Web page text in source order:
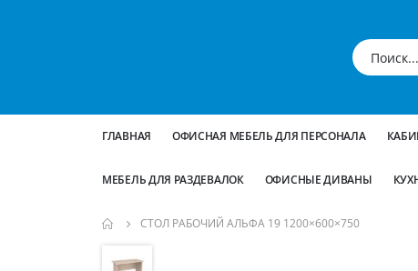
ГЛАВНАЯ ОФИСНАЯ МЕБЕЛЬ ДЛЯ ПЕРСОНАЛА
МЕБЕЛЬ ДЛЯ РАЗДЕВАЛОК ОФИСНЫЕ ДИВАНЫ
СТОЛ РАБОЧИЙ АЛЬФА 19 1200×600×750